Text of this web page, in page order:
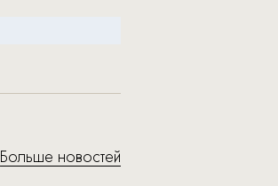
Больше новостей